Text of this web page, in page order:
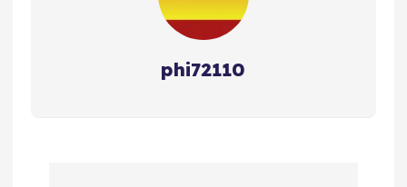
phi72110